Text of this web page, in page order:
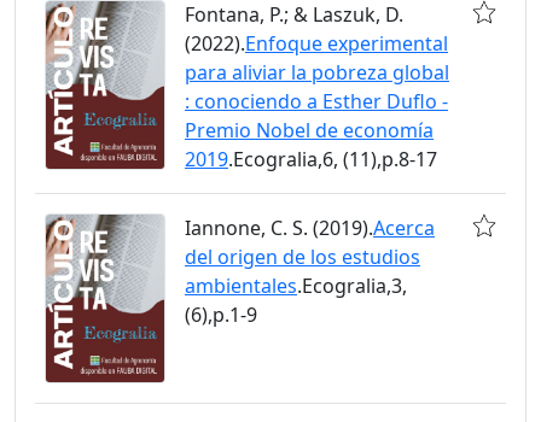
Fontana, P.; & Laszuk, D.
(2022).Enfoque experimental
para aliviar la pobreza global
: conociendo a Esther Duflo -
Premio Nobel de economía
2019.Ecogralia,6, (11),p.8-17
Iannone, C. S. (2019).Acerca
del origen de los estudios
ambientales.Ecogralia,3,
(6),p.1-9